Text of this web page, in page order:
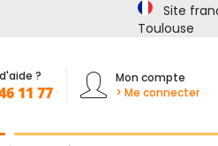
🏖️ La sécurité ne prend pas de
Site
Toulouse
?
11 77
Mon compte
> Me connecter